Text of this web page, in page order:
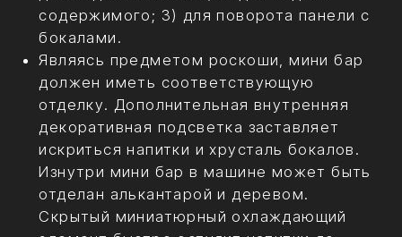
Где можно заказать установку мини
бара в салон автомобиля?
Подводя итоги, еще раз хотелось бы
акцентировать внимание на том, что наряду